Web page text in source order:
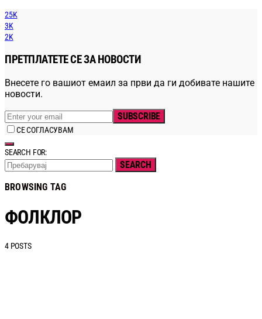
25K
3K
2K
ПРЕТПЛАТЕТЕ СЕ ЗА НОВОСТИ
Внесете го вашиот емаил за први да ги добивате нашите
новости.
SUBSCRIBE
СЕ СОГЛАСУВАМ
SEARCH FOR:
SEARCH
BROWSING TAG
ФОЛКЛОР
4 POSTS